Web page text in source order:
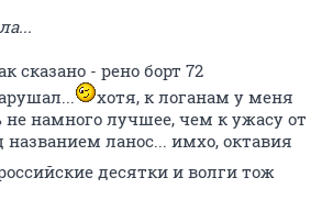
сказано - рено борт 72
хотя, к логанам у меня
намного лучшее, чем к ужасу от
ланос... имхо, октавия
десятки и волги тож